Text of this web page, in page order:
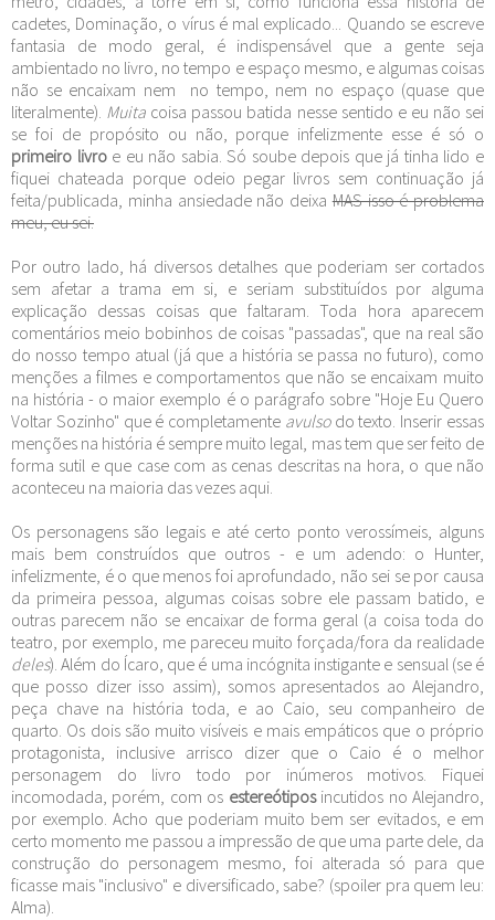
cadetes, Dominação, o vírus é mal explicado... Quando se escreve
fantasia de modo geral, é indispensável que a gente seja
ambientado no livro, no tempo e espaço mesmo, e algumas coisas
não se encaixam nem no tempo, nem no espaço (quase que
literalmente). Muita coisa passou batida nesse sentido e eu não sei
se foi de propósito ou não, porque infelizmente esse é só o
primeiro livroe eu não sabia. Só soube depois que já tinha lido e
fiquei chateada porque odeio pegar livros sem continuação já
feita/publicada, minha ansiedade não deixaMAS isso é problema
meu, eu sei.
Por outro lado, há diversos detalhes que poderiam ser cortados
sem afetar a trama em si, e seriam substituídos por alguma
explicação dessas coisas que faltaram. Toda hora aparecem
comentários meio bobinhos de coisas "passadas", que na real são
do nosso tempo atual (já que a história se passa no futuro), como
menções a filmes e comportamentos que não se encaixam muito
na história - o maior exemplo é o parágrafo sobre "Hoje Eu Quero
Voltar Sozinho" que é completamente avulsodo texto. Inserir essas
menções na história é sempre muito legal, mas tem que ser feito de
forma sutil e que case com as cenas descritas na hora, o que não
aconteceu na maioria das vezes aqui.
Os personagens são legais e até certo ponto verossímeis, alguns
mais bem construídos que outros - e um adendo: o Hunter,
infelizmente, é o que menos foi aprofundado, não sei se por causa
da primeira pessoa, algumas coisas sobre ele passam batido, e
outras parecem não se encaixar de forma geral (a coisa toda do
teatro, por exemplo, me pareceu muito forçada/fora da realidade
deles). Além do Ícaro, que é uma incógnita instigante e sensual (se é
que posso dizer isso assim), somos apresentados ao Alejandro,
peça chave na história toda, e ao Caio, seu companheiro de
quarto. Os dois são muito visíveis e mais empáticos que o próprio
protagonista, inclusive arrisco dizer que o Caio é o melhor
personagem do livro todo por inúmeros motivos. Fiquei
incomodada, porém, com os estereótipos incutidos no Alejandro,
por exemplo. Acho que poderiam muito bem ser evitados, e em
certo momento me passou a impressão de que uma parte dele, da
construção do personagem mesmo, foi alterada só para que
ficasse mais "inclusivo" e diversificado, sabe? (spoiler pra quem leu:
Alma).